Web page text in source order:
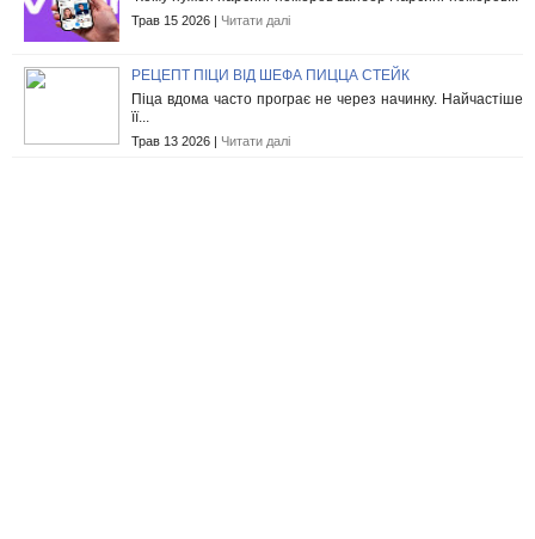
Трав 15 2026 | Читати далі
РЕЦЕПТ ПІЦИ ВІД ШЕФА ПИЦЦА СТЕЙК
Піца вдома часто програє не через начинку. Найчастіше
її...
Трав 13 2026 | Читати далі